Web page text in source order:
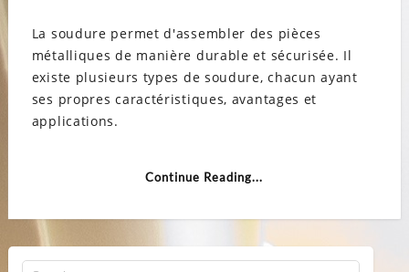
La soudure permet d'assembler des pièces
métalliques de manière durable et sécurisée. Il
existe plusieurs types de soudure, chacun ayant
ses propres caractéristiques, avantages et
applications.
Continue Reading...